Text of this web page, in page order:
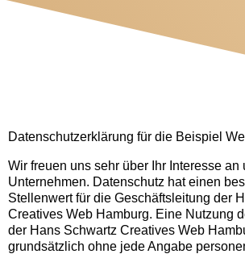
Datenschutzerklärung für die Beispiel
Wir freuen uns sehr über Ihr Interesse an
Unternehmen. Datenschutz hat einen
Stellenwert für die Geschäftsleitung der
Creatives Web Hamburg. Eine Nutzung
der Hans Schwartz Creatives Web
grundsätzlich ohne jede Angabe